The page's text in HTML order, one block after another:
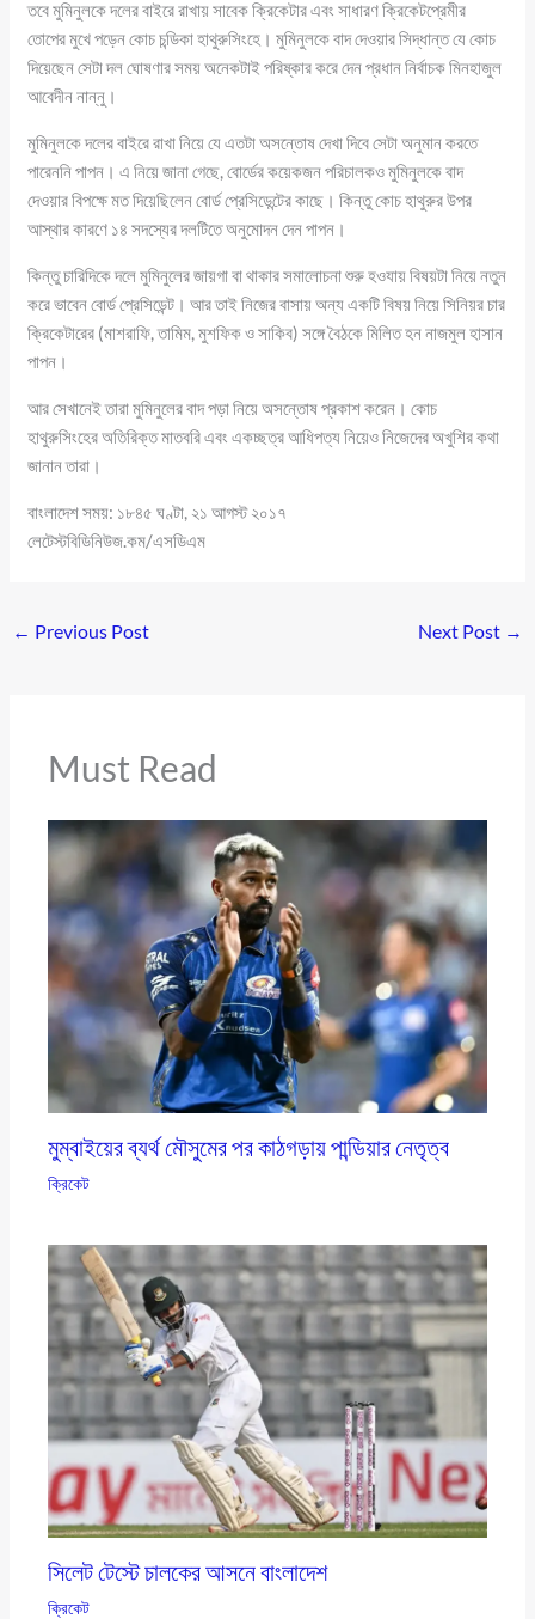
তবে মুমিনুলকে দলের বাইরে রাখায় সাবেক ক্রিকেটার এবং সাধারণ ক্রিকেটপ্রেমীর
তোপের মুখে পড়েন কোচ চন্ডিকা হাথুরুসিংহে। মুমিনুলকে বাদ দেওয়ার সিদ্ধান্ত যে কোচ
দিয়েছেন সেটা দল ঘোষণার সময় অনেকটাই পরিষ্কার করে দেন প্রধান নির্বাচক মিনহাজুল
আবেদীন নান্নু।
মুমিনুলকে দলের বাইরে রাখা নিয়ে যে এতটা অসন্তোষ দেখা দিবে সেটা অনুমান করতে
পারেননি পাপন। এ নিয়ে জানা গেছে, বোর্ডের কয়েকজন পরিচালকও মুমিনুলকে বাদ
দেওয়ার বিপক্ষে মত দিয়েছিলেন বোর্ড প্রেসিডেন্টের কাছে। কিন্তু কোচ হাথুরুর উপর
আস্থার কারণে ১৪ সদস্যের দলটিতে অনুমোদন দেন পাপন।
কিন্তু চারিদিকে দলে মুমিনুলের জায়গা বা থাকার সমালোচনা শুরু হওযায় বিষয়টা নিয়ে নতুন
করে ভাবেন বোর্ড প্রেসিডেন্ট। আর তাই নিজের বাসায় অন্য একটি বিষয় নিয়ে সিনিয়র চার
ক্রিকেটারের (মাশরাফি, তামিম, মুশফিক ও সাকিব) সঙ্গে বৈঠকে মিলিত হন নাজমুল হাসান
পাপন।
আর সেখানেই তারা মুমিনুলের বাদ পড়া নিয়ে অসন্তোষ প্রকাশ করেন। কোচ
হাথুরুসিংহের অতিরিক্ত মাতবরি এবং একচ্ছত্র আধিপত্য নিয়েও নিজেদের অখুশির কথা
জানান তারা।
বাংলাদেশ সময়: ১৮৪৫ ঘণ্টা, ২১ আগস্ট ২০১৭
লেটেস্টবিডিনিউজ.কম/এসডিএম
← Previous Post Next Post →
Must Read
মুম্বাইয়ের ব্যর্থ মৌসুমের পর কাঠগড়ায় পান্ডিয়ার নেতৃত্ব
ক্রিকেট
সিলেট টেস্টে চালকের আসনে বাংলাদেশ
ক্রিকেট